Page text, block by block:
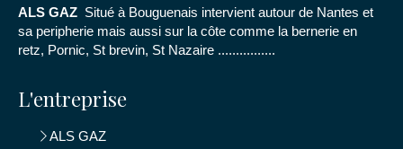
ALS GAZ Situé à Bouguenais intervient autour de Nantes et
sa peripherie mais aussi sur la côte comme la bernerie en
retz, Pornic, St brevin, St Nazaire ................
L'entreprise
ALS GAZ